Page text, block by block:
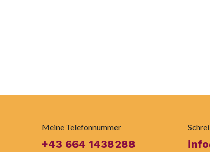
Meine Telefonnummer
+43 664 1438288